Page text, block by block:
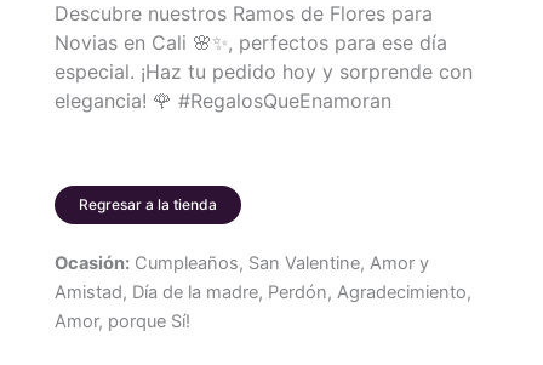
Rosas
Rosadas
para
mi
Descubre nuestros Ramos de Flores para
Novias en Cali 🌸✨, perfectos para ese día
especial. ¡Haz tu pedido hoy y sorprende con
elegancia! 🌹 #RegalosQueEnamoran
Regresar a la tienda
Ocasión: Cumpleaños, San Valentine, Amor y
Amistad, Día de la madre, Perdón, Agradecimiento,
Amor, porque Sí!